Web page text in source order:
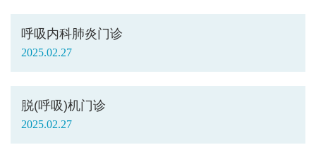
呼吸内科肺炎门诊
2025.02.27
脱(呼吸)机门诊
2025.02.27